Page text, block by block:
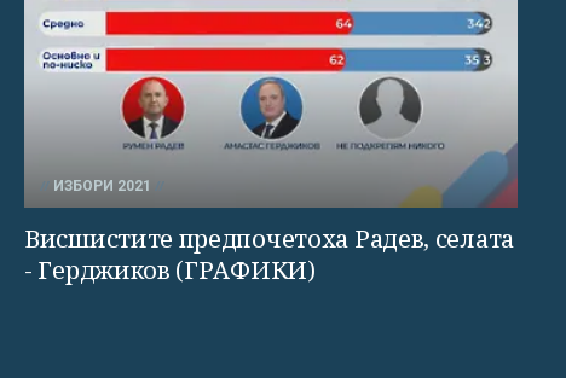
ИЗБОРИ 2021
Висшистите предпочетоха Радев, селата
- Герджиков (ГРАФИКИ)